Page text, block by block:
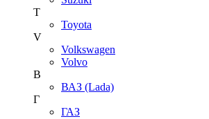
T
Toyota
V
Volkswagen
Volvo
В
ВАЗ (Lada)
Г
ГАЗ